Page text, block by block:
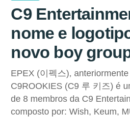
C9
nome e
novo boy
EPEX (이펙스),
C9ROOKIES (C9 루 키즈) é
de 8 membros da C9
composto por: Wish, Keum,